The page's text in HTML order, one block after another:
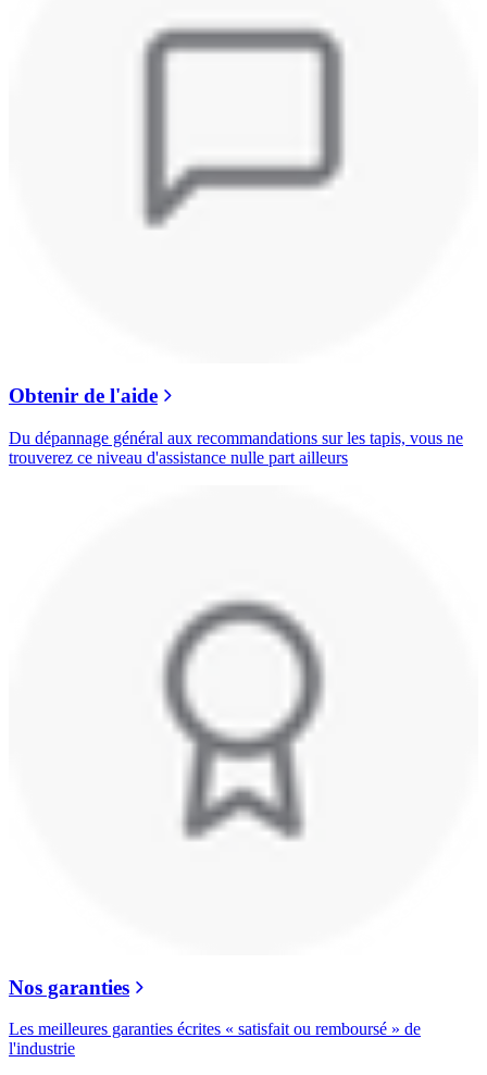
Obtenir de l'aide
Du dépannage général aux recommandations sur les tapis, vous ne
trouverez ce niveau d'assistance nulle part ailleurs
Nos garanties
Les meilleures garanties écrites « satisfait ou remboursé » de
l'industrie